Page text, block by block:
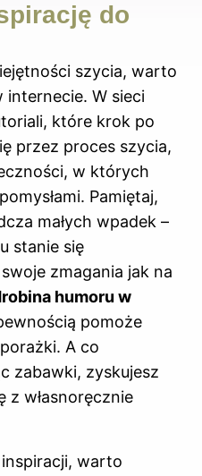
do
szycia, warto
internecie. W sieci
które krok po
przez proces szycia,
w których
Pamiętaj,
małych wpadek –
stanie się
zmagania jak na
humoru w
pomoże
A co
zabawki, zyskujesz
z własnoręcznie
warto